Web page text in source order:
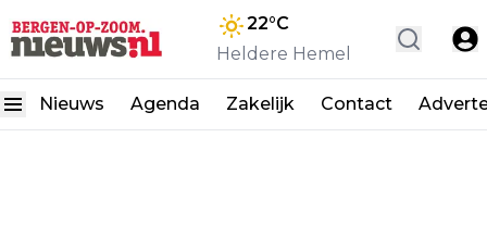
22°C
Heldere Hemel
Nieuws Agenda Zakelijk Contact